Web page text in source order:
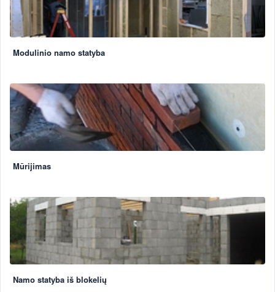
Modulinio namo statyba
Mūrijimas
Namo statyba iš blokelių